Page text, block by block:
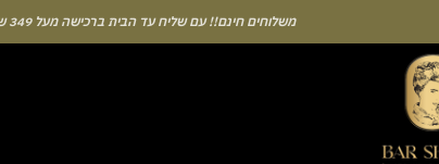
משלוחים חינם!! עם שליח עד הבית ברכישה מעל 349 ש"ח